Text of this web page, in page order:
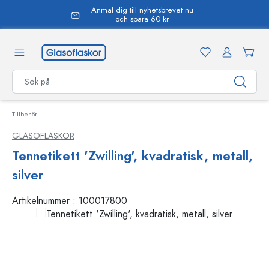
Anmäl dig till nyhetsbrevet nu
och spara 60 kr
Tillbehör
GLASOFLASKOR
Tennetikett 'Zwilling', kvadratisk, metall,
silver
Artikelnummer : 100017800